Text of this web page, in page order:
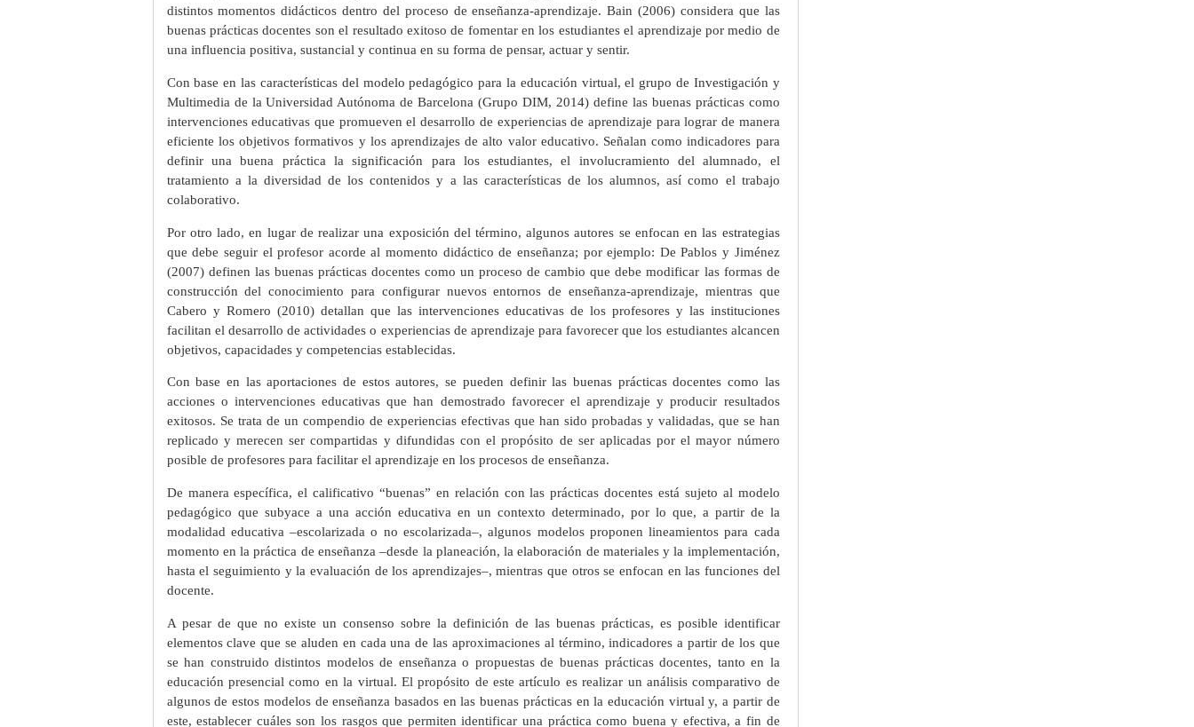
distintos momentos didácticos dentro del proceso de enseñanza-aprendizaje. Bain (2006) considera que las
buenas prácticas docentes son el resultado exitoso de fomentar en los estudiantes el aprendizaje por medio de
una influencia positiva, sustancial y continua en su forma de pensar, actuar y sentir.
Con base en las características del modelo pedagógico para la educación virtual, el grupo de Investigación y
Multimedia de la Universidad Autónoma de Barcelona (Grupo DIM, 2014) define las buenas prácticas como
intervenciones educativas que promueven el desarrollo de experiencias de aprendizaje para lograr de manera
eficiente los objetivos formativos y los aprendizajes de alto valor educativo. Señalan como indicadores para
definir una buena práctica la significación para los estudiantes, el involucramiento del alumnado, el
tratamiento a la diversidad de los contenidos y a las características de los alumnos, así como el trabajo
colaborativo.
Por otro lado, en lugar de realizar una exposición del término, algunos autores se enfocan en las estrategias
que debe seguir el profesor acorde al momento didáctico de enseñanza; por ejemplo: De Pablos y Jiménez
(2007) definen las buenas prácticas docentes como un proceso de cambio que debe modificar las formas de
construcción del conocimiento para configurar nuevos entornos de enseñanza-aprendizaje, mientras que
Cabero y Romero (2010) detallan que las intervenciones educativas de los profesores y las instituciones
facilitan el desarrollo de actividades o experiencias de aprendizaje para favorecer que los estudiantes alcancen
objetivos, capacidades y competencias establecidas.
Con base en las aportaciones de estos autores, se pueden definir las buenas prácticas docentes como las
acciones o intervenciones educativas que han demostrado favorecer el aprendizaje y producir resultados
exitosos. Se trata de un compendio de experiencias efectivas que han sido probadas y validadas, que se han
replicado y merecen ser compartidas y difundidas con el propósito de ser aplicadas por el mayor número
posible de profesores para facilitar el aprendizaje en los procesos de enseñanza.
De manera específica, el calificativo “buenas” en relación con las prácticas docentes está sujeto al modelo
pedagógico que subyace a una acción educativa en un contexto determinado, por lo que, a partir de la
modalidad educativa –escolarizada o no escolarizada–, algunos modelos proponen lineamientos para cada
momento en la práctica de enseñanza –desde la planeación, la elaboración de materiales y la implementación,
hasta el seguimiento y la evaluación de los aprendizajes–, mientras que otros se enfocan en las funciones del
docente.
A pesar de que no existe un consenso sobre la definición de las buenas prácticas, es posible identificar
elementos clave que se aluden en cada una de las aproximaciones al término, indicadores a partir de los que
se han construido distintos modelos de enseñanza o propuestas de buenas prácticas docentes, tanto en la
educación presencial como en la virtual. El propósito de este artículo es realizar un análisis comparativo de
algunos de estos modelos de enseñanza basados en las buenas prácticas en la educación virtual y, a partir de
este, establecer cuáles son los rasgos que permiten identificar una práctica como buena y efectiva, a fin de